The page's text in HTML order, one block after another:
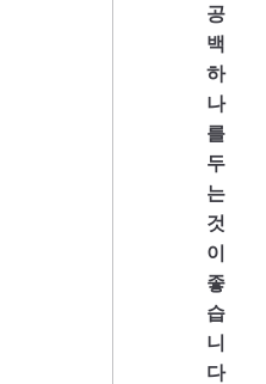
공
백
하
나
를
두
는
것
이
좋
습
니
다